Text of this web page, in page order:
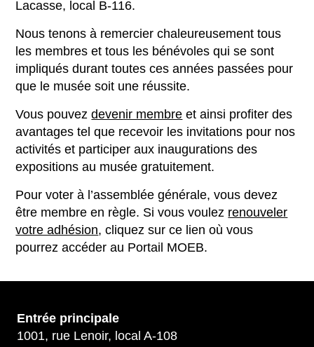
Lacasse, local B-116.
Nous tenons à remercier chaleureusement tous
les membres et tous les bénévoles qui se sont
impliqués durant toutes ces années passées pour
que le musée soit une réussite.
Vous pouvezdevenir membre et ainsi profiter des
avantages tel que recevoir les invitations pour nos
activités et participer aux inaugurations des
expositions au musée gratuitement.
Pour voter à l’assemblée générale, vous devez
être membre en règle. Si vous voulez renouveler
votre adhésion, cliquez sur ce lien où vous
pourrez accéder au Portail MOEB.
Entrée principale
1001, rue Lenoir, local A-108